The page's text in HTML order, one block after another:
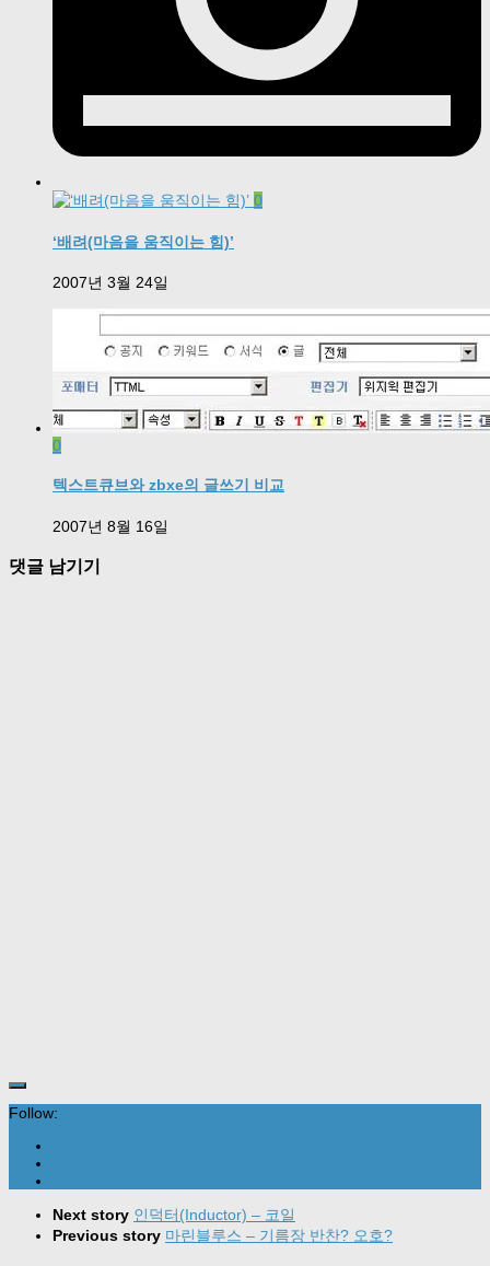
0
‘배려(마음을 움직이는 힘)’
2007년 3월 24일
0
텍스트큐브와 zbxe의 글쓰기 비교
2007년 8월 16일
댓글 남기기
Follow:
Next story 인덕터(Inductor) – 코일
Previous story 마린블루스 – 기름장 반찬? 오호?